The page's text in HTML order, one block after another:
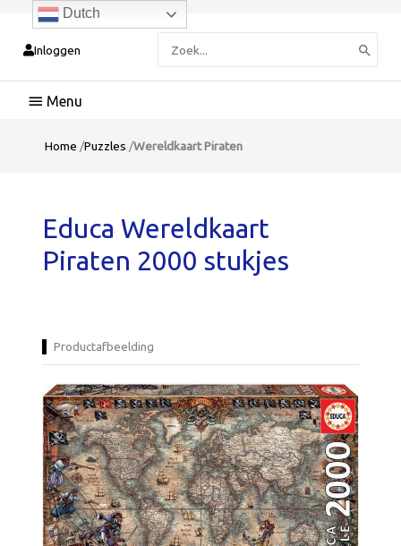
Inloggen
naar:
Hoofdmenu
Home /Puzzles /Wereldkaart Piraten
Educa Wereldkaart
Piraten 2000 stukjes
Productafbeelding
Dutch